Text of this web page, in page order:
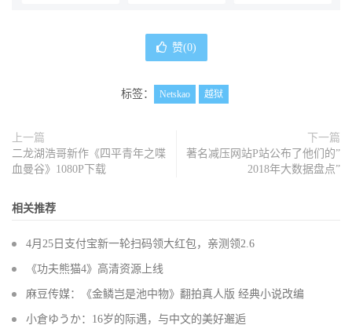
赞(0)
标签： Netskao 越狱
上一篇
二龙湖浩哥新作《四平青年之喋
血曼谷》1080P下载
下一篇
著名减压网站P站公布了他们的”
2018年大数据盘点”
相关推荐
4月25日支付宝新一轮扫码领大红包，亲测领2.6
《功夫熊猫4》高清资源上线
麻豆传媒：《金鳞岂是池中物》翻拍真人版 经典小说改编
小倉ゆうか：16岁的际遇，与中文的美好邂逅